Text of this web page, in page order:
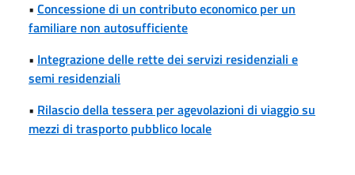
• Concessione di un contributo economico per un
familiare non autosufficiente
• Integrazione delle rette dei servizi residenziali e
semi residenziali
• Rilascio della tessera per agevolazioni di viaggio su
mezzi di trasporto pubblico locale